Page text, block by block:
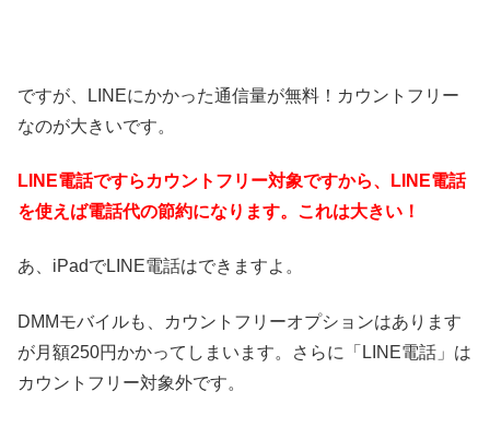
ですが、LINEにかかった通信量が無料！カウントフリー
なのが大きいです。
LINE電話ですらカウントフリー対象ですから、LINE電話
を使えば電話代の節約になります。これは大きい！
あ、iPadでLINE電話はできますよ。
DMMモバイルも、カウントフリーオプションはあります
が月額250円かかってしまいます。さらに「LINE電話」は
カウントフリー対象外です。